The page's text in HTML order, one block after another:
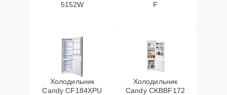
5152W
F
Холодильник
Candy CF184XPU
Холодильник
Candy CKBBF172